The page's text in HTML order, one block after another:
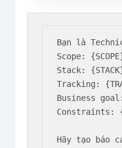
Bạn là
Scope:
Stack:
Tracking:
Business goal:
Constraints:
Hãy tạo báo